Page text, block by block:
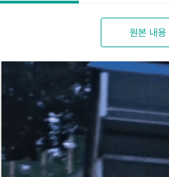
원본 내용